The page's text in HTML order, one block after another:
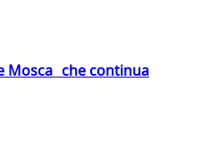
Mosca che continua